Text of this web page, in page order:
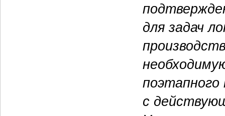
для задач
поэтапного
с